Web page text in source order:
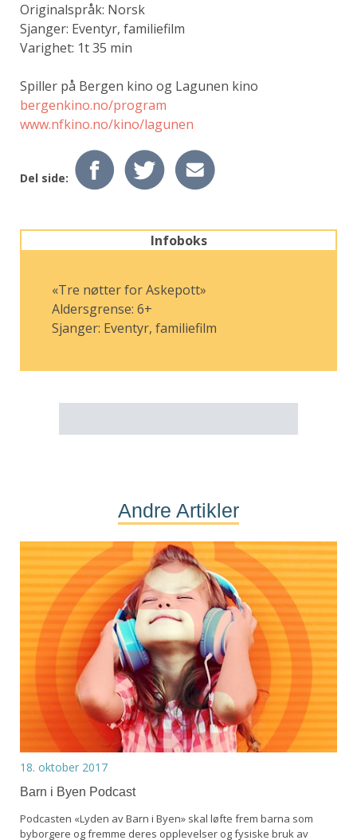
Originalspråk: Norsk
Sjanger: Eventyr, familiefilm
Varighet: 1t 35 min
Spiller på Bergen kino og Lagunen kino
bergenkino.no/program
www.nfkino.no/kino/lagunen
Del side:
Infoboks
«Tre nøtter for Askepott»
Aldersgrense: 6+
Sjanger: Eventyr, familiefilm
Andre Artikler
18. oktober 2017
Barn i Byen Podcast
Podcasten «Lyden av Barn i Byen» skal løfte frem barna som
byborgere og fremme deres opplevelser og fysiske bruk av